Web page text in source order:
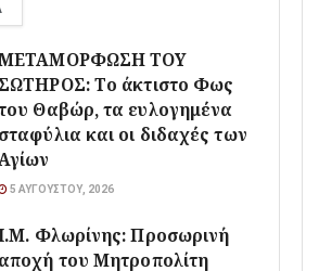
ΤΟΥ
ΣΩΤΗΡΟΣ: Το άκτιστο Φως
Θαβώρ, τα ευλογημένα
σταφύλια και οι διδαχές των
5 ΑΥΓΟΎΣΤΟΥ, 2026
Φλωρίνης: Προσωρινή
αποχή του Μητροπολίτη